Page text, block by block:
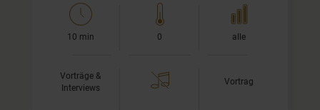
10 min 0 alle
Vorträge &
Interviews
Vortrag